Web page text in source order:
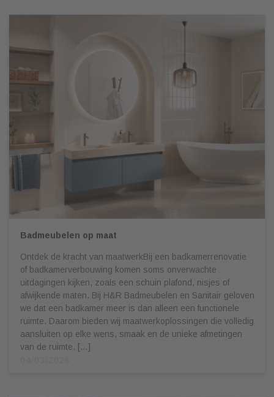
Badmeubelen op maat
Ontdek de kracht van maatwerkBij een badkamerrenovatie
of badkamerverbouwing komen soms onverwachte
uitdagingen kijken, zoals een schuin plafond, nisjes of
afwijkende maten. Bij H&R Badmeubelen en Sanitair geloven
we dat een badkamer meer is dan alleen een functionele
ruimte. Daarom bieden wij maatwerkoplossingen die volledig
aansluiten op elke wens, smaak en de unieke afmetingen
van de ruimte. […]